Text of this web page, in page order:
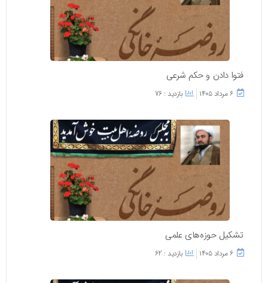
فتوا دادن و حکم شرعی
۶ مرداد ۱۴۰۵ بازدید : 76
تشکیل حوزه‌های علمی
۶ مرداد ۱۴۰۵ بازدید : 62